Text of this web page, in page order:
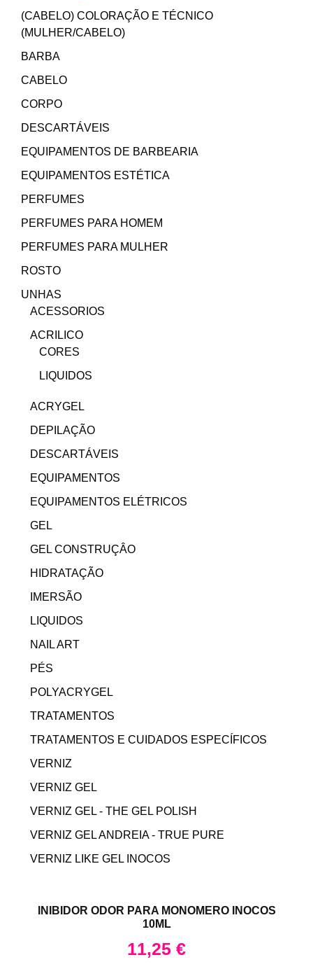
INIBIDOR ODOR PARA MONOMERO INOCOS
10ML
11,25 €
(CABELO) COLORAÇÃO E TÉCNICO
(MULHER/CABELO)
BARBA
CABELO
CORPO
DESCARTÁVEIS
EQUIPAMENTOS DE BARBEARIA
EQUIPAMENTOS ESTÉTICA
PERFUMES
PERFUMES PARA HOMEM
PERFUMES PARA MULHER
ROSTO
UNHAS
ACESSORIOS
ACRILICO
CORES
LIQUIDOS
ACRYGEL
DEPILAÇÃO
DESCARTÁVEIS
EQUIPAMENTOS
EQUIPAMENTOS ELÉTRICOS
GEL
GEL CONSTRUÇÂO
HIDRATAÇÃO
IMERSÃO
LIQUIDOS
NAIL ART
PÉS
POLYACRYGEL
TRATAMENTOS
TRATAMENTOS E CUIDADOS ESPECÍFICOS
VERNIZ
VERNIZ GEL
VERNIZ GEL - THE GEL POLISH
VERNIZ GEL ANDREIA - TRUE PURE
VERNIZ LIKE GEL INOCOS